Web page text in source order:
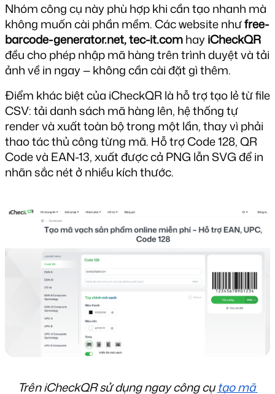
Nhóm công cụ này phù hợp khi cần tạo nhanh mà
không muốn cài phần mềm. Các website như free-
barcode-generator.net, tec-it.com hay iCheckQR
đều cho phép nhập mã hàng trên trình duyệt và tải
ảnh về in ngay — không cần cài đặt gì thêm.
Điểm khác biệt của iCheckQR là hỗ trợ tạo lẻ từ file
CSV: tải danh sách mã hàng lên, hệ thống tự
render và xuất toàn bộ trong một lần, thay vì phải
thao tác thủ công từng mã. Hỗ trợ Code 128, QR
Code và EAN-13, xuất được cả PNG lẫn SVG để in
nhãn sắc nét ở nhiều kích thước.
Trên iCheckQR sử dụng ngay công cụ tạo mã